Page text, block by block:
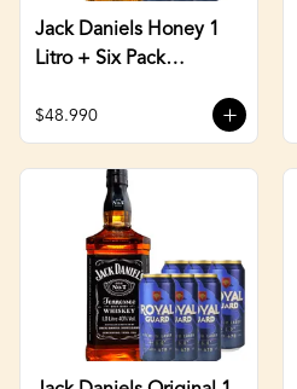
Jack Daniels Honey 1
Litro + Six Pack
$48.990